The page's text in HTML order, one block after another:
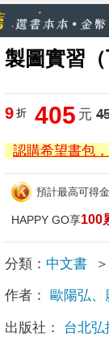
製圖實習（
9 折 405 元
認購希望書包
預計最高可得
HAPPY GO享100
分類： 中文書 ＞
作者： 歐陽弘、
出版社： 台北弘